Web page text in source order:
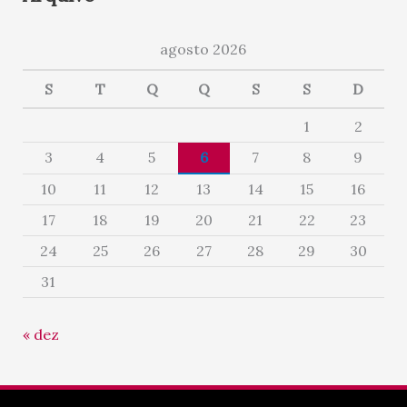
agosto 2026
S T Q Q S S D
1
2
3
4 5 6 7 8
9
10
11 12 13 14 15
16
17
18 19 20 21 22
23
24
25 26 27 28 29
30
31
« dez